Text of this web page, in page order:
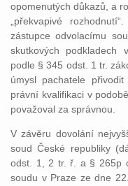
opomenutých důkazů, a
„překvapivé
zástupce odvolacímu
skutkových podkladech
podle § 345 odst. 1 tr.
úmysl pachatele
právní kvalifikaci v
považoval za správnou.
V závěru dovolání
soud České republiky
odst. 1, 2 tr. ř. a § 265p
soudu v Praze ze dne